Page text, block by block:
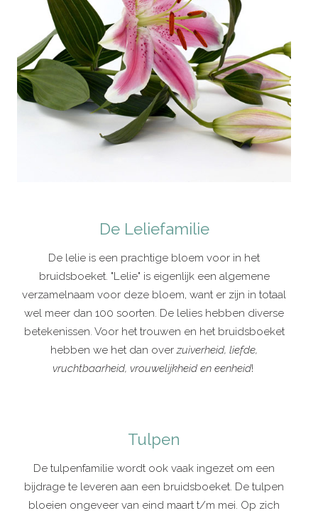
De Leliefamilie
De lelie is een prachtige bloem voor in het
bruidsboeket. "Lelie" is eigenlijk een algemene
verzamelnaam voor deze bloem, want er zijn in totaal
wel meer dan 100 soorten. De lelies hebben diverse
betekenissen. Voor het trouwen en het bruidsboeket
hebben we het dan overzuiverheid, liefde,
vruchtbaarheid, vrouwelijkheid en eenheid!
Tulpen
De tulpenfamilie wordt ook vaak ingezet om een
bijdrage te leveren aan een bruidsboeket. De tulpen
bloeien ongeveer van eind maart t/m mei. Op zich